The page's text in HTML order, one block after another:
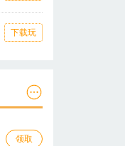
下载玩
领取